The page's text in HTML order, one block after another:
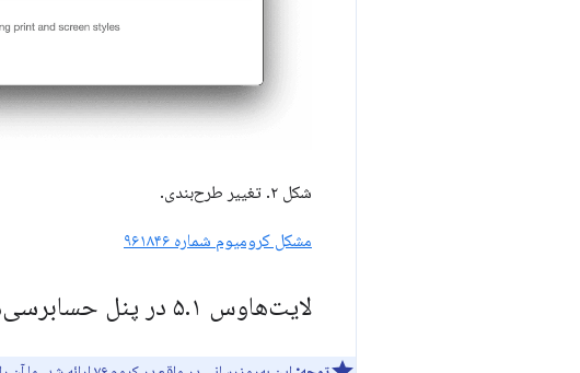
شکل ۲. تغییر طرح‌بندی.
مشکل کرومیوم شماره ۹۶۱۸۴۶
لایت‌هاوس ۵ .۱ در پنل حسابرسی‌ها